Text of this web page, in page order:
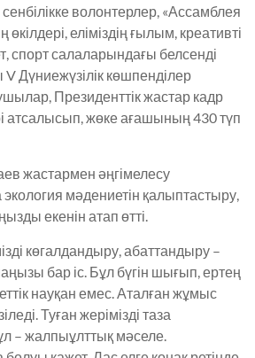
волонтерлер, «Ассамблея
еліміздің ғылым, креативті
спорт салаларындағы белсенді
Дүниежүзілік көшпенділер
Президенттік жастар кадр
атсалысып, жөке ағашының 430 түп
жастармен әңгімелесу
мәдениетін қалыптастыру,
екенін атап өтті.
көгалдандыру, абаттандыру –
бар іс. Бұл бүгін шығып, ертең
науқан емес. Аталған жұмыс
Туған жерімізді таза
– жалпыұлттық мәселе.